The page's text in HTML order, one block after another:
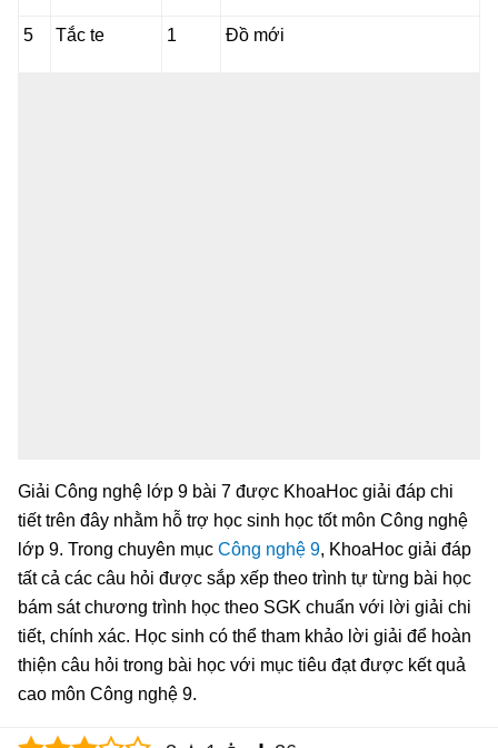
5 Tắc te 1 Đồ mới
Giải Công nghệ lớp 9 bài 7 được KhoaHoc giải đáp chi
tiết trên đây nhằm hỗ trợ học sinh học tốt môn Công nghệ
lớp 9. Trong chuyên mục Công nghệ 9, KhoaHoc giải đáp
tất cả các câu hỏi được sắp xếp theo trình tự từng bài học
bám sát chương trình học theo SGK chuẩn với lời giải chi
tiết, chính xác. Học sinh có thể tham khảo lời giải để hoàn
thiện câu hỏi trong bài học với mục tiêu đạt được kết quả
cao môn Công nghệ 9.